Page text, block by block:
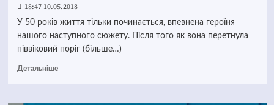
18:47 10.05.2018
У 50 років життя тільки починається, впевнена героїня
нашого наступного сюжету. Після того як вона перетнула
піввіковий поріг (більше…)
Детальніше